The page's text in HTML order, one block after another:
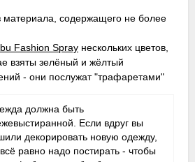
материала, содержащего не более
Fashion Spray нескольких цветов,
взяты зелёный и жёлтый
- они послужат "трафаретами"
должна быть
Если вдруг вы
декорировать новую одежду,
равно надо постирать - чтобы